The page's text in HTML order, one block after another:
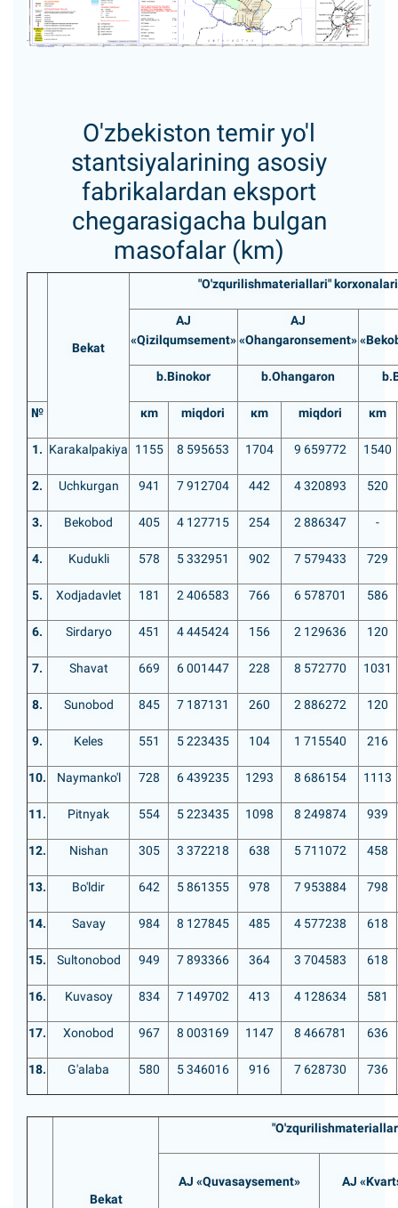
O'zbekiston temir yo'l
stantsiyalarining asosiy
fabrikalardan eksport
chegarasigacha bulgan
masofalar (km)
Bekat
"O'zqurilishmateriallari" korxonalari
АJ
«Qizilqumsement»
АJ
«Ohangaronsement»
b.Binokor b.Ohangaron
№ кm miqdori кm miqdori кm
1. Karakalpakiya 1155 8 595653 1704 9 659772 1540
2. Uchkurgan 941 7 912704 442 4 320893 520
3. Bekobod 405 4 127715 254 2 886347 -
4. Kudukli 578 5 332951 902 7 579433 729
5. Xodjadavlet 181 2 406583 766 6 578701 586
6. Sirdaryo 451 4 445424 156 2 129636 120
7. Shavat 669 6 001447 228 8 572770 1031
8. Sunobod 845 7 187131 260 2 886272 120
9. Keles 551 5 223435 104 1 715540 216
10. Naymanko'l 728 6 439235 1293 8 686154 1113
11. Pitnyak 554 5 223435 1098 8 249874 939
12. Nishan 305 3 372218 638 5 711072 458
13. Bo'ldir 642 5 861355 978 7 953884 798
14. Savay 984 8 127845 485 4 577238 618
15. Sultonobod 949 7 893366 364 3 704583 618
16. Kuvasoy 834 7 149702 413 4 128634 581
17. Xonobod 967 8 003169 1147 8 466781 636
18. G'alaba 580 5 346016 916 7 628730 736
Bekat
АJ «Quvasaysement» АJ